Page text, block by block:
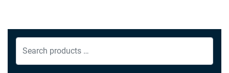
products
Las
se